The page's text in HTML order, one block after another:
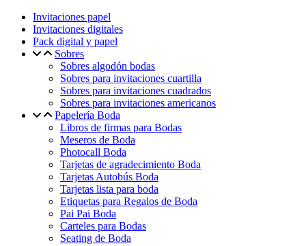
Invitaciones papel
Invitaciones digitales
Pack digital y papel
Sobres
Sobres algodón bodas
Sobres para invitaciones cuartilla
Sobres para invitaciones cuadrados
Sobres para invitaciones americanos
Papelería Boda
Libros de firmas para Bodas
Meseros de Boda
Photocall Boda
Tarjetas de agradecimiento Boda
Tarjetas Autobús Boda
Tarjetas lista para boda
Etiquetas para Regalos de Boda
Pai Pai Boda
Carteles para Bodas
Seating de Boda